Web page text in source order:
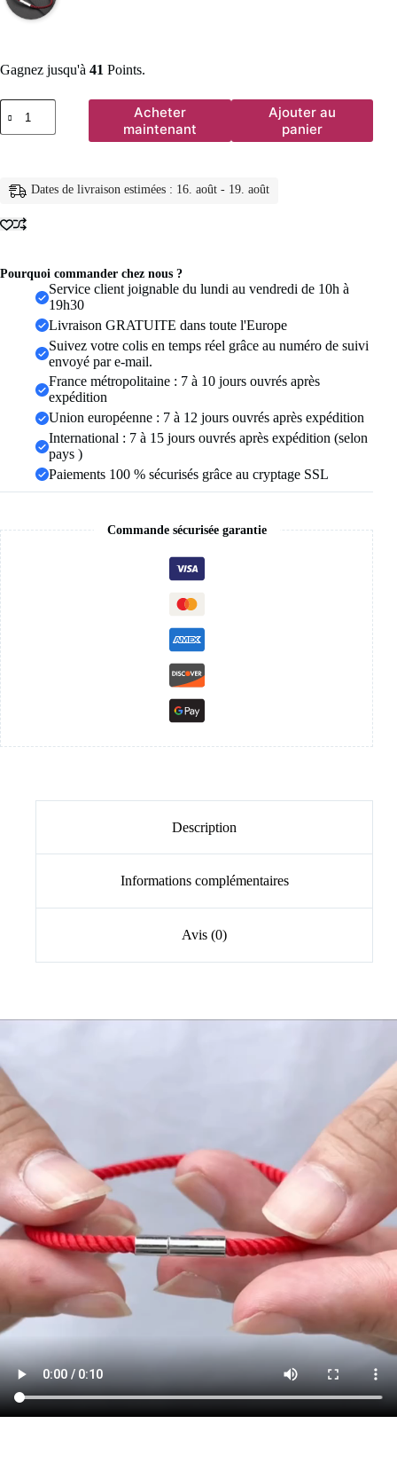
Gagnez jusqu'à 41 Points.
quantité
de
Nouveau
en
7
hommes
femmes,
bracelet
cadeau
d'amitié,
Pulsera
Roja
Acheter
maintenant
Ajouter au
panier
Dates de livraison estimées : 16. août - 19. août
Pourquoi commander chez nous ?
Service client joignable du lundi au vendredi de 10h à
19h30
Livraison GRATUITE dans toute l'Europe
Suivez votre colis en temps réel grâce au numéro de suivi
envoyé par e-mail.
France métropolitaine : 7 à 10 jours ouvrés après
expédition
Union européenne : 7 à 12 jours ouvrés après expédition
International : 7 à 15 jours ouvrés après expédition (selon
pays )
Paiements 100 % sécurisés grâce au cryptage SSL
Commande sécurisée garantie
Description
Informations complémentaires
Avis (0)